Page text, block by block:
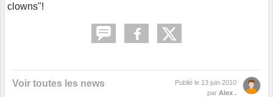
clowns"!
Voir toutes les news Publié le 13 juin 2010
par Alex .